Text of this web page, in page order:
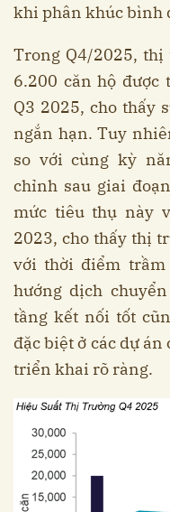
khi phân khúc bình
Trong Q4/2025,
6.200 căn hộ được
Q3 2025, cho thấy
ngắn hạn. Tuy
so với cùng kỳ
chỉnh sau giai
mức tiêu thụ này
2023, cho thấy thị
với thời điểm trầm
hướng dịch
tầng kết nối tốt
đặc biệt ở các dự
triển khai rõ ràng.